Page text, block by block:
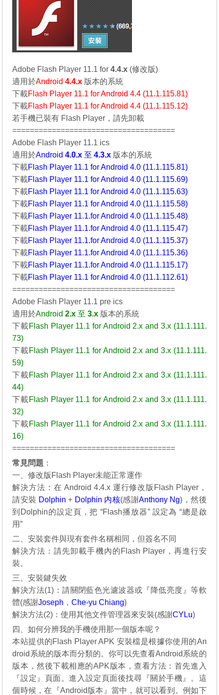
Adobe Flash Player 11.1 for4.4.x (修改版)
適用於Android4.4.x 版本的系統
下載Flash Player 11.1 for Android 4.4 (11.1.115.81)
下載Flash Player 11.1 for Android 4.4 (11.1.115.12)
若手機已裝有 Flash Player，請先卸載
=====================================
Adobe Flash Player 11.1 ics
適用於Android 4.0.x 至 4.3.x 版本的系統
下載Flash Player 11.1 for Android 4.0 (11.1.115.81)
下載Flash Player 11.1 for Android 4.0 (11.1.115.69)
下載Flash Player 11.1 for Android 4.0 (11.1.115.63)
下載Flash Player 11.1 for Android 4.0 (11.1.115.58)
下載Flash Player 11.1.for Android 4.0 (11.1.115.48)
下載Flash Player 11.1.for Android 4.0 (11.1.115.47)
下載Flash Player 11.1.for Android 4.0 (11.1.115.37)
下載Flash Player 11.1.for Android 4.0 (11.1.115.36)
下載Flash Player 11.1.for Android 4.0 (11.1.115.17)
下載Flash Player 11.1 for Android 4.0 (11.1.112.61)
=====================================
Adobe Flash Player 11.1 pre ics
適用於Android2.x 至3.x 版本的系統
下載 Flash Player 11.1 for Android 2.x and 3.x (11.1.111.
73)
下載 Flash Player 11.1 for Android 2.x and 3.x (11.1.111.
59)
下載 Flash Player 11.1 for Android 2.x and 3.x (11.1.111.
44)
下載 Flash Player 11.1 for Android 2.x and 3.x (11.1.111.
32)
下載 Flash Player 11.1 for Android 2.x and 3.x (11.1.111.
16)
=====================================
常見問題 ：
一、修改版Flash Player未能正常運作
解決方法：在 Android 4.4.x 運行修改版Flash Player，
請安裝 Dolphin + Dolphin 内核(感謝Anthony Ng)，然後
到Dolphin的設定頁，把 “Flash播放器” 設定為 “總是啟
用”
二、安裝套件與現有套件名稱相同，但簽名不同
解決方法：請先卸載手機內的Flash Player，再進行安
裝。
三、安裝鍵失效
解決方法(1)：請關閉藍色光濾波器或『降低亮度』等軟
體(感謝Joseph ，Che-yu Chiang)
解決方法(2)：使用其他文件管理器來安裝(感謝CYLu)
四、如何分辨我的手機使用那一個版本呢？
本站提供的Flash Player APK 安裝檔是根據你使用的An
droid系統的版本而分類的。你可以先查看Android系統的
版本，然後下載相應的APK版本，查看方法：首先進入
『設定』頁面。進入設定頁面後找尋『關於手機』。這
個時候，在『Android版本』當中，就可以看到。例如下